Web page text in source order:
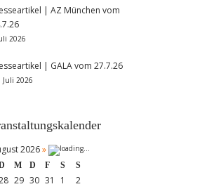
| AZ München vom
2026
| GALA vom 27.7.26
Juli 2026
2026 »
M D F S S
29 30 31 1
2